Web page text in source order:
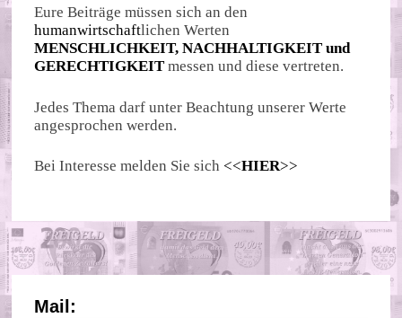
Eure Beiträge müssen sich an den
humanwirtschaftlichen Werten
MENSCHLICHKEIT, NACHHALTIGKEIT und
GERECHTIGKEIT messen und diese vertreten.
Jedes Thema darf unter Beachtung unserer Werte
angesprochen werden.
Bei Interesse melden Sie sich <<HIER>>
Mail: